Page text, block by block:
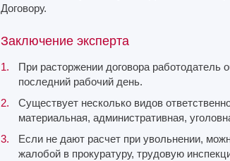
Договору.
Заключение эксперта
При расторжении договора работодатель
последний рабочий день.
Существует несколько видов
материальная, административная,
Если не дают расчет при увольнении,
жалобой в прокуратуру, трудовую